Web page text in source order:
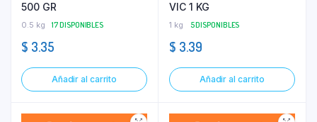
500 GR
0.5 kg 17 DISPONIBLES
$ 3.35
Añadir al carrito
VIC 1 KG
1 kg 5 DISPONIBLES
$ 3.39
Añadir al carrito